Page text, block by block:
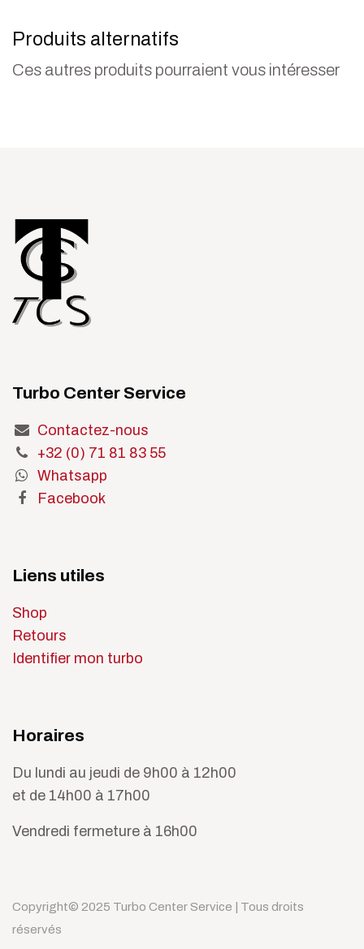
Produits alternatifs
Ces autres produits pourraient vous intéresser
Turbo Center Service
Contactez-nous
+32 (0) 71 81 83 55
Whatsapp
Facebook
Liens utiles
Shop
Retours
Identifier mon turbo
Horaires
Du lundi au jeudi de 9h00 à 12h00
et de 14h00 à 17h00
Vendredi fermeture à 16h00
Copyright© 2025 Turbo Center Service | Tous droits
réservés